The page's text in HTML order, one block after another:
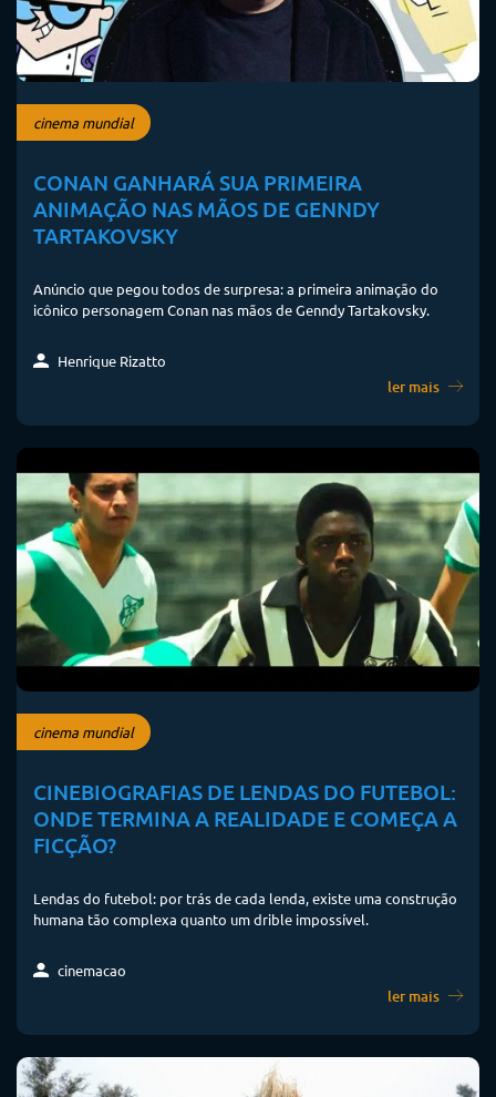
cinema mundial
CONAN GANHARÁ SUA PRIMEIRA
ANIMAÇÃO NAS MÃOS DE GENNDY
TARTAKOVSKY
Anúncio que pegou todos de surpresa: a primeira animação do
icônico personagem Conan nas mãos de Genndy Tartakovsky.
Henrique Rizatto
ler mais
cinema mundial
CINEBIOGRAFIAS DE LENDAS DO FUTEBOL:
ONDE TERMINA A REALIDADE E COMEÇA A
FICÇÃO?
Lendas do futebol: por trás de cada lenda, existe uma construção
humana tão complexa quanto um drible impossível.
cinemacao
ler mais